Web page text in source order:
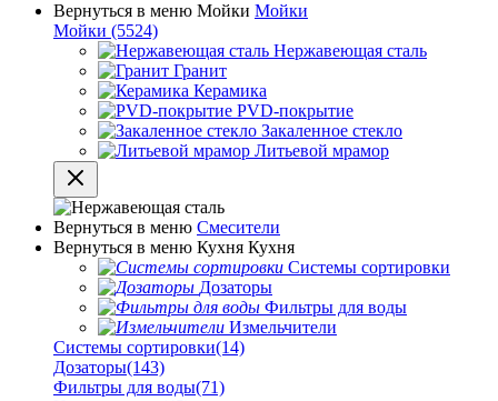
Вернуться в меню Мойки Мойки
Мойки (5524)
Нержавеющая сталь
Гранит
Керамика
PVD-покрытие
Закаленное стекло
Литьевой мрамор
Вернуться в меню Смесители
Вернуться в меню Кухня Кухня
Системы сортировки
Дозаторы
Фильтры для воды
Измельчители
Системы сортировки(14)
Дозаторы(143)
Фильтры для воды(71)